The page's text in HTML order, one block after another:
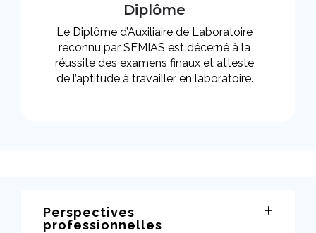
Diplôme
Le Diplôme d’Auxiliaire de Laboratoire
reconnu par SEMIAS est décerné à la
réussite des examens finaux et atteste
de l’aptitude à travailler en laboratoire.
Perspectives
professionnelles